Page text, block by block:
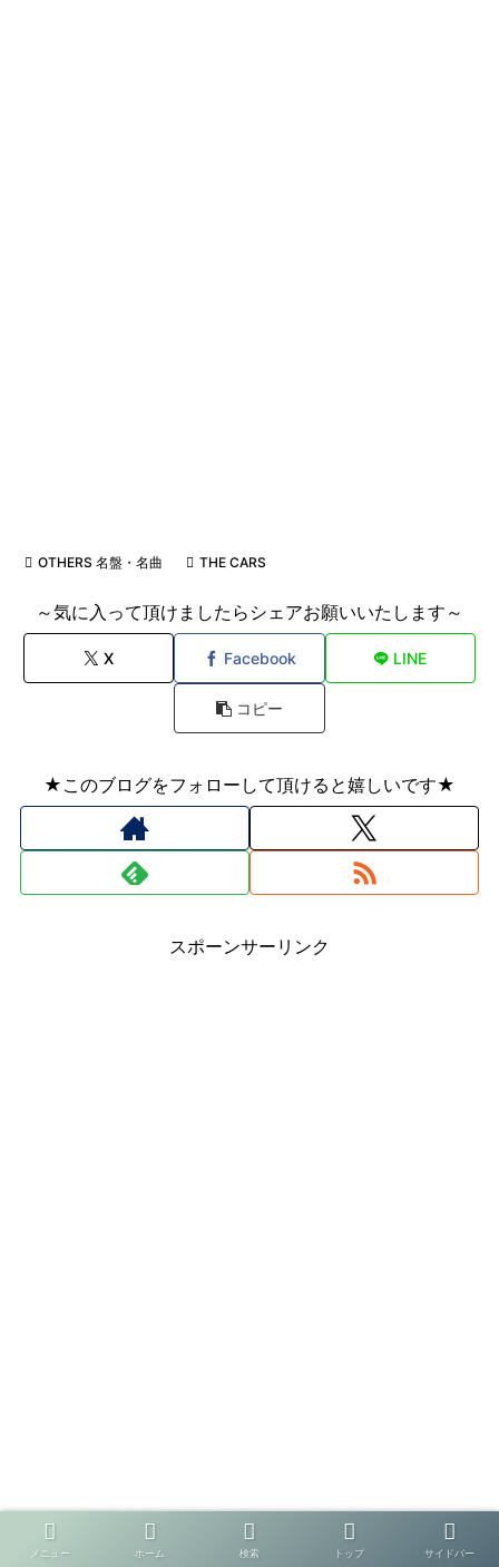
OTHERS 名盤・名曲 THE CARS
～気に入って頂けましたらシェアお願いいたします～
X Facebook LINE
コピー
★このブログをフォローして頂けると嬉しいです★
スポーンサーリンク
メニュー ホーム 検索 トップ サイドバー